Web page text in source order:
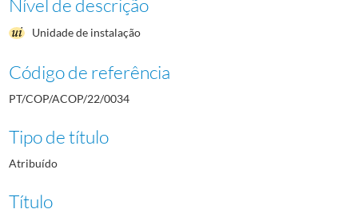
Nível de descrição
Unidade de instalação
Código de referência
PT/COP/ACOP/22/0034
Tipo de título
Atribuído
Título